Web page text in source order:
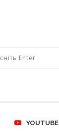
YOUTUBE